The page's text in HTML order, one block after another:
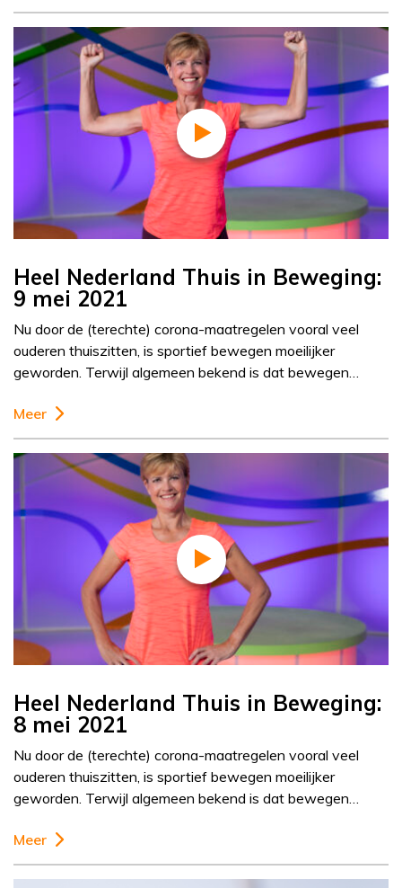
Heel Nederland Thuis in Beweging:
9 mei 2021
Nu door de (terechte) corona-maatregelen vooral veel
ouderen thuiszitten, is sportief bewegen moeilijker
geworden. Terwijl algemeen bekend is dat bewegen…
Meer
Heel Nederland Thuis in Beweging:
8 mei 2021
Nu door de (terechte) corona-maatregelen vooral veel
ouderen thuiszitten, is sportief bewegen moeilijker
geworden. Terwijl algemeen bekend is dat bewegen…
Meer